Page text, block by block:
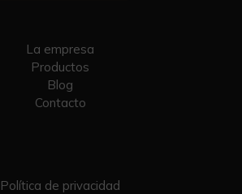
La empresa
Productos
Blog
Contacto
Política de privacidad